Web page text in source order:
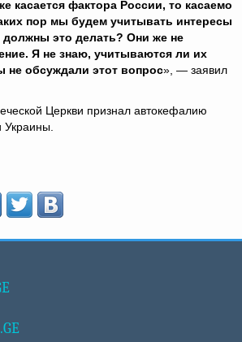
касается фактора России, то касаемо
пор мы будем учитывать интересы
это делать? Они же не
Я не знаю, учитываются ли их
не обсуждали этот вопрос», — заявил
Церкви признал автокефалию
Украины.